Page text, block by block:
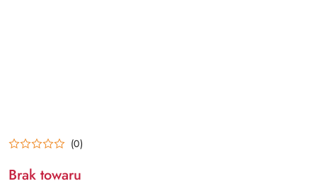
(0)
Brak towaru